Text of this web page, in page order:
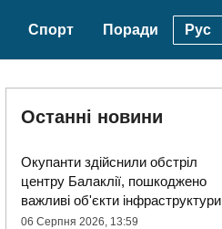
Спорт Поради Рус
Останні новини
Окупанти здійснили обстріл
центру Балаклії, пошкоджено
важливі об'єкти інфраструктури
06 Серпня 2026, 13:59